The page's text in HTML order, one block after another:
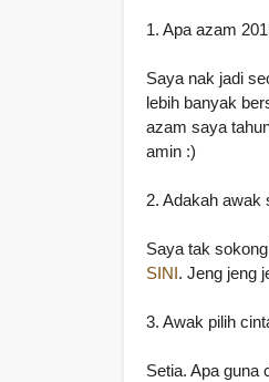
1. Apa azam
Saya nak jadi
lebih banyak
azam saya
amin :)
2. Adakah awak
Saya tak
SINI. Jeng jeng
3. Awak pilih
Setia. Apa guna